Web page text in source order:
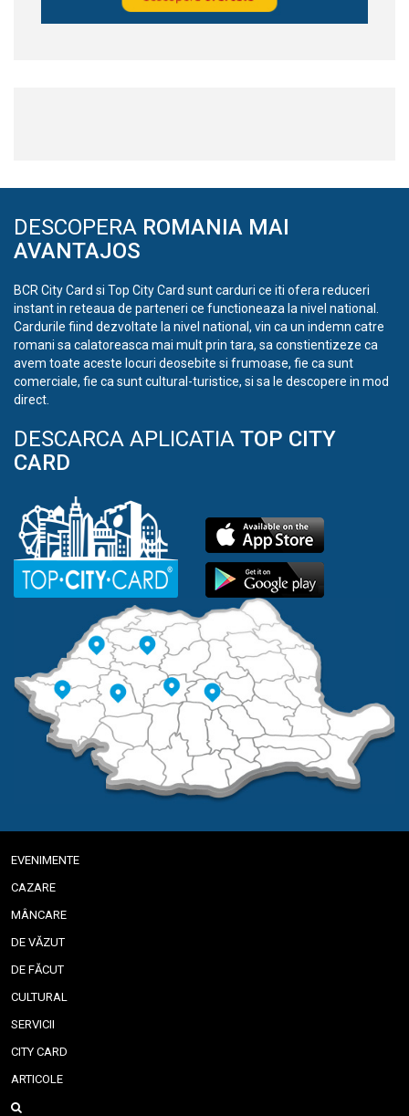
DESCOPERA ROMANIA MAI
AVANTAJOS
BCR City Card si Top City Card sunt carduri ce iti ofera reduceri
instant in reteaua de parteneri ce functioneaza la nivel national.
Cardurile fiind dezvoltate la nivel national, vin ca un indemn catre
romani sa calatoreasca mai mult prin tara, sa constientizeze ca
avem toate aceste locuri deosebite si frumoase, fie ca sunt
comerciale, fie ca sunt cultural-turistice, si sa le descopere in mod
direct.
DESCARCA APLICATIA TOP CITY
CARD
EVENIMENTE
CAZARE
MÂNCARE
DE VĂZUT
DE FĂCUT
CULTURAL
SERVICII
CITY CARD
ARTICOLE